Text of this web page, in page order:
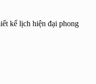
kế lịch hiện đại phong